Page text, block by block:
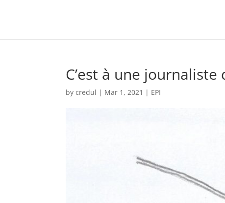
C’est à une
bycredul | Mar 1, 2021 | EPI